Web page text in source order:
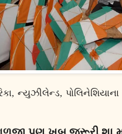
, ન્યુઝીલેન્ડ,